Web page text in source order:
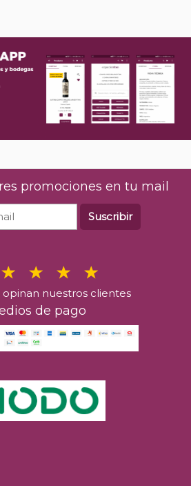
promociones en tu mail
Suscribir
opinan nuestros clientes
de pago